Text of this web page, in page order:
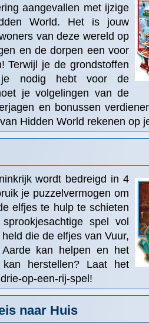
aangevallen met ijzige
World. Het is jouw
van deze wereld op
en de dorpen een voor
Terwijl je de grondstoffen
je nodig hebt voor de
je volgelingen van de
en bonussen
Hidden World rekenen op
wordt bedreigd in 4
je puzzelvermogen om
elfjes te hulp te schieten
spel vol
die de elfjes van Vuur,
kan helpen en het
herstellen? Laat het
op-een-rij-spel!
naar Huis